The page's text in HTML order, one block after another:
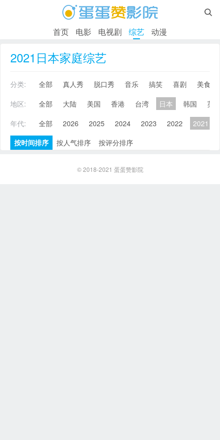

首页 电影 电视剧 综艺 动漫
2021日本家庭综艺
分类: 全部 真人秀 脱口秀 音乐 搞笑 喜剧
美食
地区:
全部 大陆 美国 香港 台湾 日本 韩国
英
年代:
全部 2026 2025 2024 2023 2022 2021
按时间排序
按人气排序 按评分排序
© 2018-2021 蛋蛋赞影院